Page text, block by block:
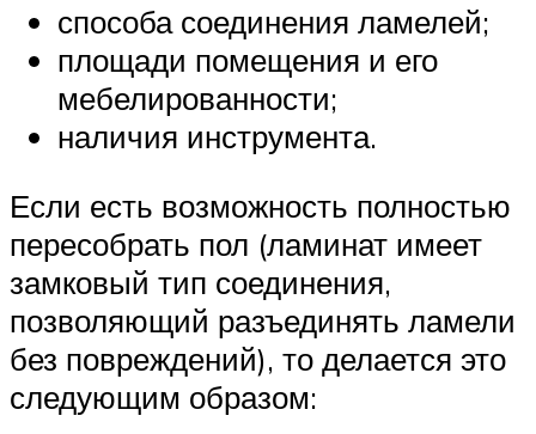
способа соединения ламелей;
площади помещения и его
мебелированности;
наличия инструмента.
Если есть возможность полностью
пересобрать пол (ламинат имеет
замковый тип соединения,
позволяющий разъединять ламели
без повреждений), то делается это
следующим образом: